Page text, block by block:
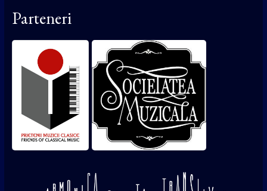
Parteneri